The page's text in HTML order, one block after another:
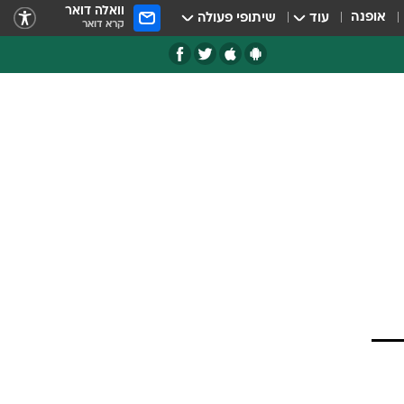
אופנה עוד שיתופי פעולה וואלה דואר
קרא דואר